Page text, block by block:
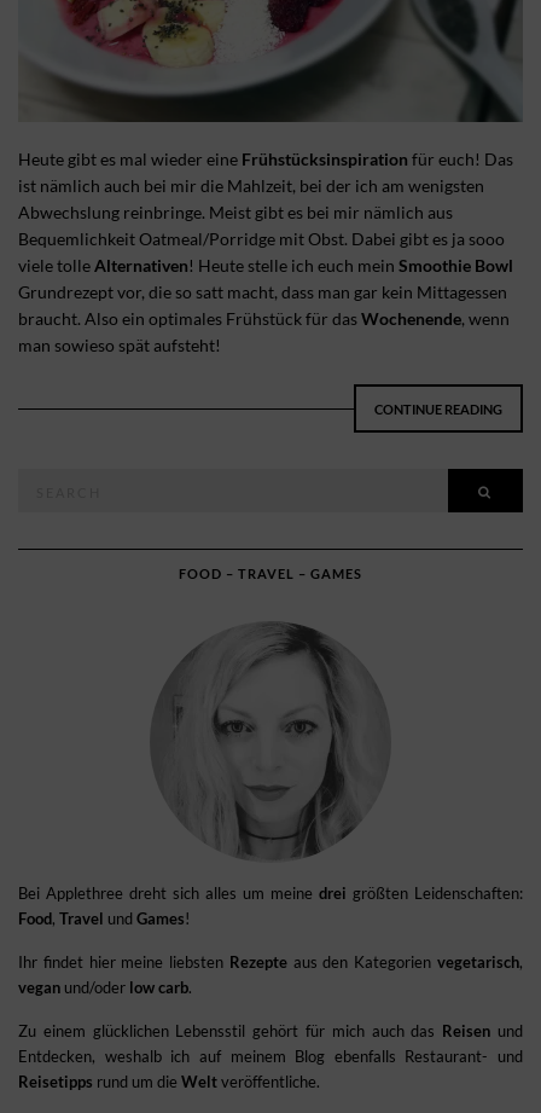
Heute gibt es mal wieder eine Frühstücksinspiration für euch! Das
ist nämlich auch bei mir die Mahlzeit, bei der ich am wenigsten
Abwechslung reinbringe. Meist gibt es bei mir nämlich aus
Bequemlichkeit Oatmeal/Porridge mit Obst. Dabei gibt es ja sooo
viele tolleAlternativen! Heute stelle ich euch mein Smoothie Bowl
Grundrezept vor, die so satt macht, dass man gar kein Mittagessen
braucht. Also ein optimales Frühstück für dasWochenende, wenn
man sowieso spät aufsteht!
CONTINUE READING
FOOD – TRAVEL – GAMES
Bei Applethree dreht sich alles um meine drei größten Leidenschaften:
Food, Travel und Games!
Ihr findet hier meine liebsten Rezepteaus den Kategorienvegetarisch,
vegan und/oder low carb.
Zu einem glücklichen Lebensstil gehört für mich auch das Reisen und
Entdecken, weshalb ich auf meinem Blog ebenfalls Restaurant- und
Reisetipps rund um die Weltveröffentliche.